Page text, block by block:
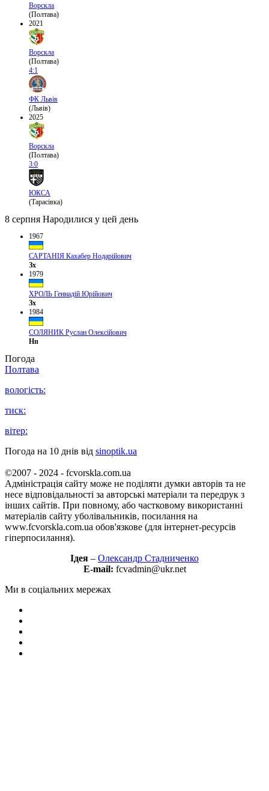
Ворскла
(Полтава)
2021
Ворскла
(Полтава)
4:1
ФК Львів
(Львів)
2025
Ворскла
(Полтава)
3:0
ЮКСА
(Тарасівка)
8 серпня Народилися у цей день
1967
САРТАНІЯ Кахабер Нодарійович
Зх
1979
ХРОЛЬ Геннадій Юрійович
Зх
1984
СОЛЯНИК Руслан Олексійович
Нп
Погода
Полтава
вологість:
тиск:
вітер:
Погода на 10 днів від sinoptik.ua
©2007 - 2024 - fcvorskla.com.ua
Адміністрація сайту може не поділяти думки авторів та не
несе відповідальності за авторські матеріали та передрук з
інших сайтів. При повному, або частковому використанні
матеріалів сайту уболівальників, посилання на
www.fcvorskla.com.ua обов'язкове (для інтернет-ресурсів
гіперпосилання).
Ідея – Олександр Стадниченко
E-mail: fcvadmin@ukr.net
Ми в соціальних мережах